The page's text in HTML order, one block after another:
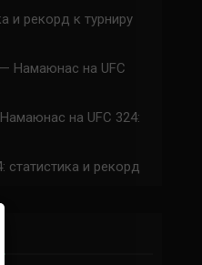
и рекорд к турниру
Намаюнас на UFC
на UFC 324:
статистика и рекорд